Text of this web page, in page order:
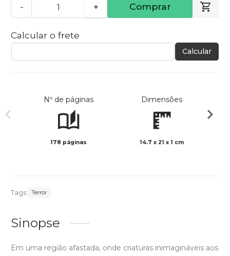
- + Comprar
Calcular o frete
Calcular
Nº de páginas
178 páginas
Dimensões
14.7 x 21 x 1 cm
Tags: Terror
Sinopse
Em uma região afastada, onde criaturas inimagináveis aos